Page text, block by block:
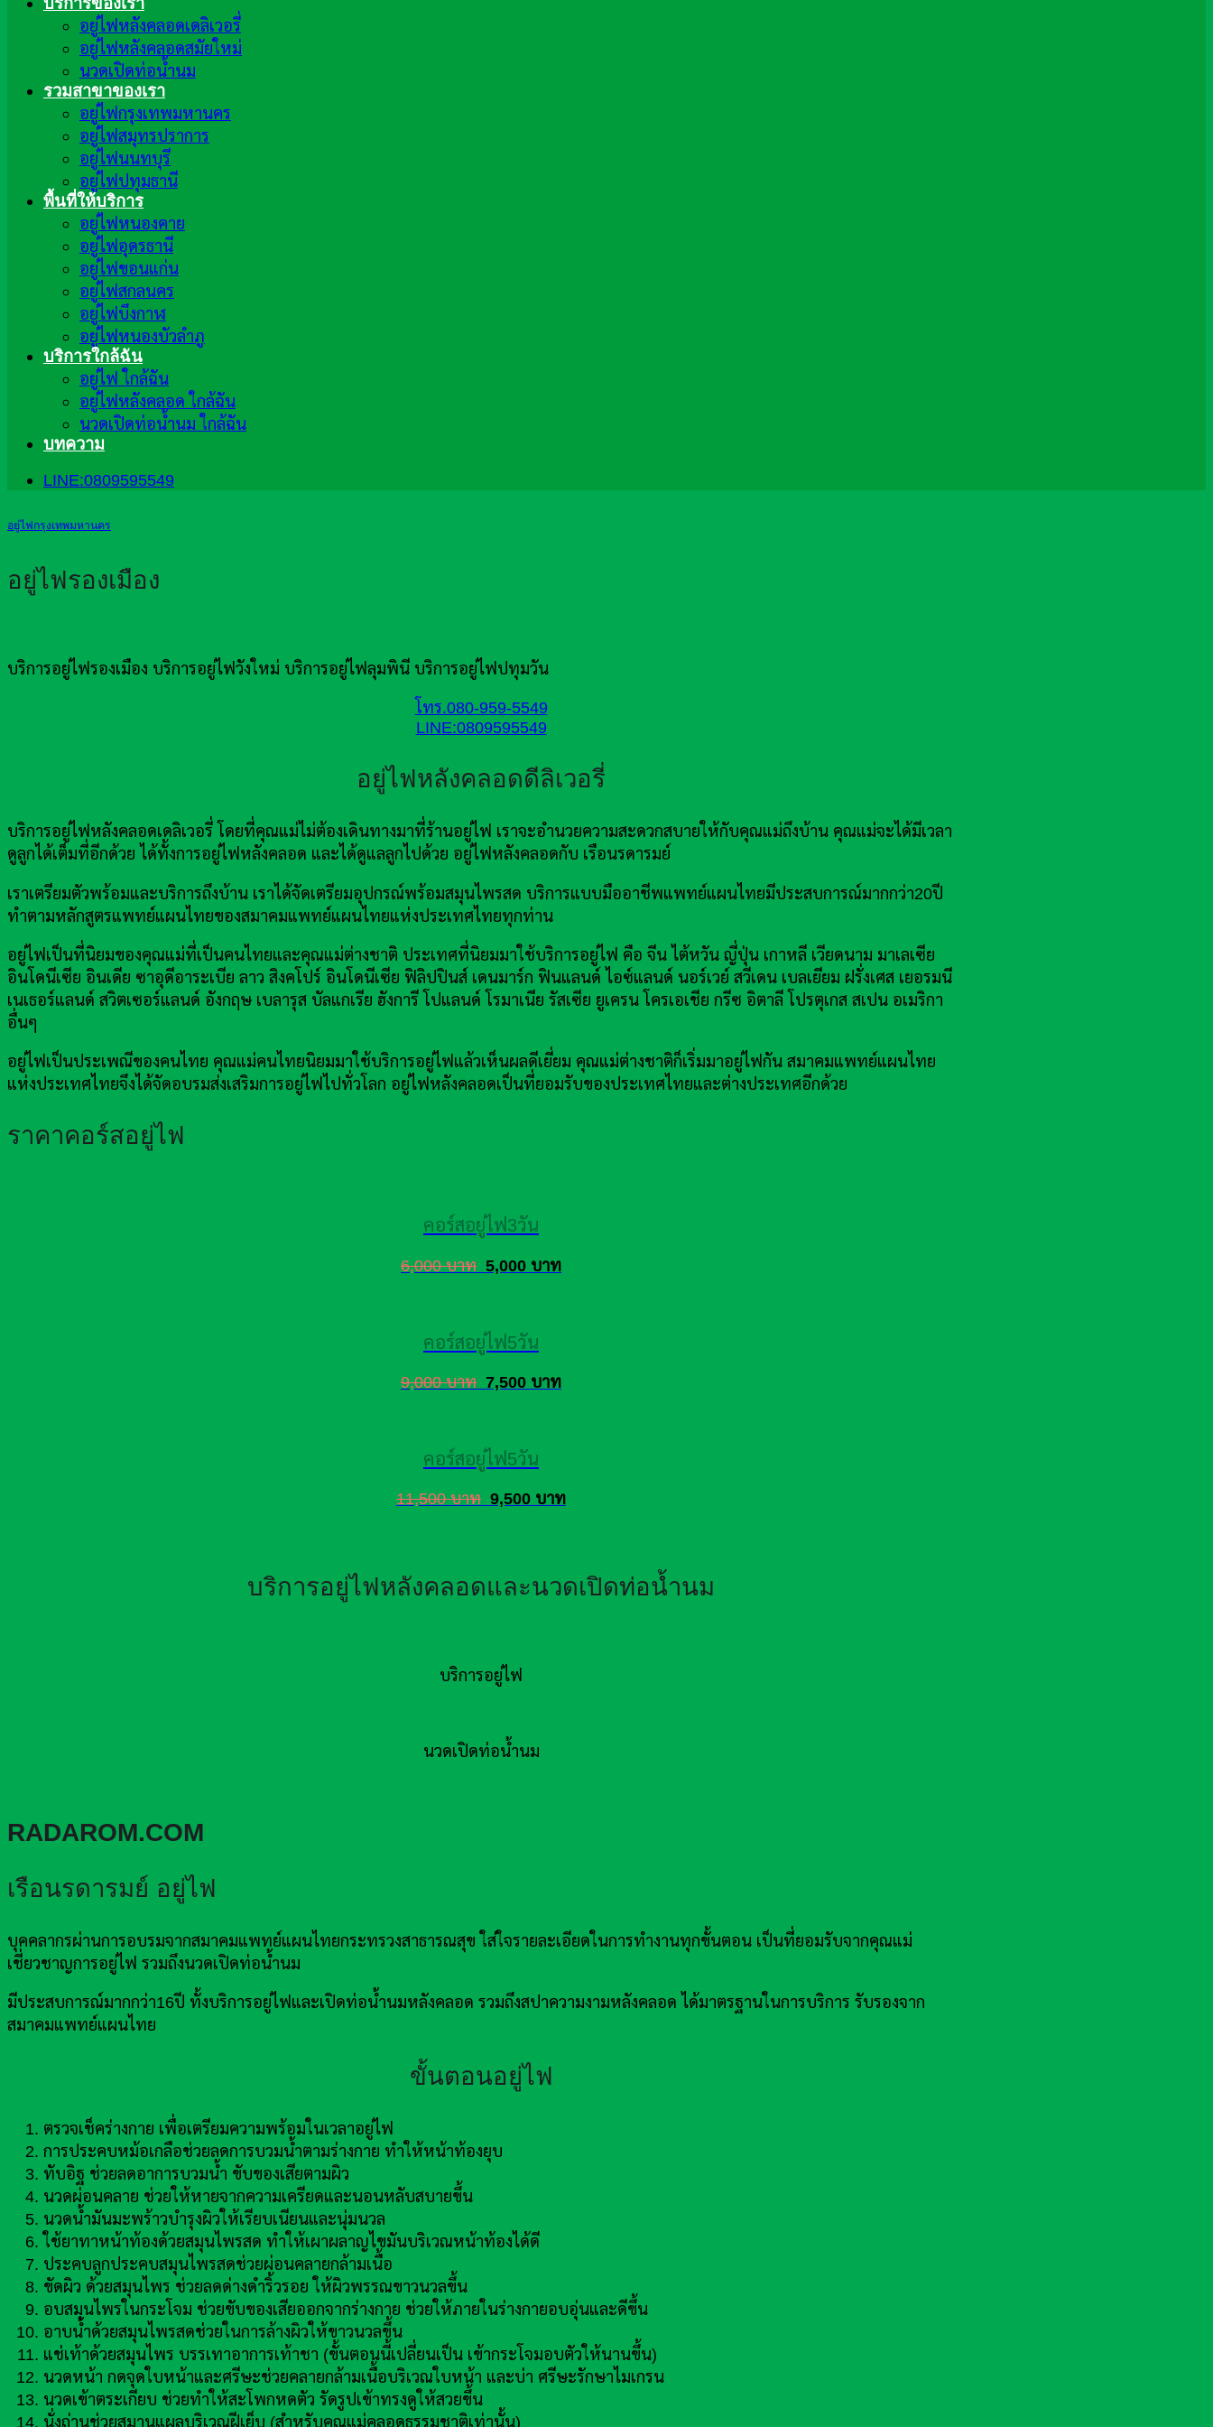
อยู่ไฟหลังคลอดเดลิเวอรี่
อยู่ไฟหลังคลอดสมัยใหม่
นวดเปิดท่อน้ำนม
รวมสาขาของเรา
อยู่ไฟกรุงเทพมหานคร
อยู่ไฟสมุทรปราการ
อยู่ไฟนนทบุรี
อยู่ไฟปทุมธานี
พื้นที่ให้บริการ
อยู่ไฟหนองคาย
อยู่ไฟอุดรธานี
อยู่ไฟขอนแก่น
อยู่ไฟสกลนคร
อยู่ไฟบึงกาฬ
อยู่ไฟหนองบัวลำภู
บริการใกล้ฉัน
อยู่ไฟ ใกล้ฉัน
อยู่ไฟหลังคลอด ใกล้ฉัน
นวดเปิดท่อน้ำนม ใกล้ฉัน
บทความ
LINE:0809595549
อยู่ไฟกรุงเทพมหานคร
อยู่ไฟรองเมือง
บริการอยู่ไฟรองเมือง บริการอยู่ไฟวังใหม่ บริการอยู่ไฟลุมพินี บริการอยู่ไฟปทุมวัน
โทร.080-959-5549
LINE:0809595549
อยู่ไฟหลังคลอดดีลิเวอรี่
บริการอยู่ไฟหลังคลอดเดลิเวอรี่ โดยที่คุณแม่ไม่ต้องเดินทางมาที่ร้านอยู่ไฟ เราจะอำนวยความสะดวกสบายให้กับคุณแม่ถึงบ้าน คุณแม่จะได้มีเวลา
ดูลูกได้เต็มที่อีกด้วย ได้ทั้งการอยู่ไฟหลังคลอด และได้ดูแลลูกไปด้วย อยู่ไฟหลังคลอดกับ เรือนรดารมย์
เราเตรียมตัวพร้อมและบริการถึงบ้าน เราได้จัดเตรียมอุปกรณ์พร้อมสมุนไพรสด บริการแบบมืออาชีพแพทย์แผนไทยมีประสบการณ์มากกว่า20ปี
ทำตามหลักสูตรแพทย์แผนไทยของสมาคมแพทย์แผนไทยแห่งประเทศไทยทุกท่าน
อยู่ไฟเป็นที่นิยมของคุณแม่ที่เป็นคนไทยและคุณแม่ต่างชาติ ประเทศที่นิยมมาใช้บริการอยู่ไฟ คือ จีน ไต้หวัน ญี่ปุ่น เกาหลี เวียดนาม มาเลเซีย
อินโดนีเซีย อินเดีย ซาอุดีอาระเบีย ลาว สิงคโปร์ อินโดนีเซีย ฟิลิปปินส์ เดนมาร์ก ฟินแลนด์ ไอซ์แลนด์ นอร์เวย์ สวีเดน เบลเยียม ฝรั่งเศส เยอรมนี
เนเธอร์แลนด์ สวิตเซอร์แลนด์ อังกฤษ เบลารุส บัลแกเรีย ฮังการี โปแลนด์ โรมาเนีย รัสเซีย ยูเครน โครเอเชีย กรีซ อิตาลี โปรตุเกส สเปน อเมริกา
อื่นๆ
อยู่ไฟเป็นประเพณีของคนไทย คุณแม่คนไทยนิยมมาใช้บริการอยู่ไฟแล้วเห็นผลดีเยี่ยม คุณแม่ต่างชาติก็เริ่มมาอยู่ไฟกัน สมาคมแพทย์แผนไทย
แห่งประเทศไทยจึงได้จัดอบรมส่งเสริมการอยู่ไฟไปทั่วโลก อยู่ไฟหลังคลอดเป็นที่ยอมรับของประเทศไทยและต่างประเทศอีกด้วย
ราคาคอร์สอยู่ไฟ
คอร์สอยู่ไฟ3วัน
6,000 บาท 5,000 บาท
คอร์สอยู่ไฟ5วัน
9,000 บาท 7,500 บาท
คอร์สอยู่ไฟ5วัน
11,500 บาท 9,500 บาท
บริการอยู่ไฟหลังคลอดและนวดเปิดท่อน้ำนม
บริการอยู่ไฟ
นวดเปิดท่อน้ำนม
RADAROM.COM
เรือนรดารมย์ อยู่ไฟ
บุคคลากรผ่านการอบรมจากสมาคมแพทย์แผนไทยกระทรวงสาธารณสุข ใส่ใจรายละเอียดในการทำงานทุกขั้นตอน เป็นที่ยอมรับจากคุณแม่
เชี่ยวชาญการอยู่ไฟ รวมถึงนวดเปิดท่อน้ำนม
มีประสบการณ์มากกว่า16ปี ทั้งบริการอยู่ไฟและเปิดท่อน้ำนมหลังคลอด รวมถึงสปาความงามหลังคลอด ได้มาตรฐานในการบริการ รับรองจาก
สมาคมแพทย์แผนไทย
ขั้นตอนอยู่ไฟ
ตรวจเช็คร่างกาย เพื่อเตรียมความพร้อมในเวลาอยู่ไฟ
การประคบหม้อเกลือช่วยลดการบวมน้ำตามร่างกาย ทำให้หน้าท้องยุบ
ทับอิฐ ช่วยลดอาการบวมน้ำ ขับของเสียตามผิว
นวดผ่อนคลาย ช่วยให้หายจากความเครียดและนอนหลับสบายขึ้น
นวดน้ำมันมะพร้าวบำรุงผิวให้เรียบเนียนและนุ่มนวล
ใช้ยาทาหน้าท้องด้วยสมุนไพรสด ทำให้เผาผลาญไขมันบริเวณหน้าท้องได้ดี
ประคบลูกประคบสมุนไพรสดช่วยผ่อนคลายกล้ามเนื้อ
ขัดผิว ด้วยสมุนไพร ช่วยลดด่างดำริ้วรอย ให้ผิวพรรณขาวนวลขึ้น
อบสมุนไพรในกระโจม ช่วยขับของเสียออกจากร่างกาย ช่วยให้ภายในร่างกายอบอุ่นและดีขึ้น
อาบน้ำด้วยสมุนไพรสดช่วยในการล้างผิวให้ขาวนวลขึ้น
แช่เท้าด้วยสมุนไพร บรรเทาอาการเท้าชา (ขั้นตอนนี้เปลี่ยนเป็น เข้ากระโจมอบตัวให้นานขึ้น)
นวดหน้า กดจุดใบหน้าและศรีษะช่วยคลายกล้ามเนื้อบริเวณใบหน้า และบ่า ศรีษะรักษาไมเกรน
นวดเข้าตระเกียบ ช่วยทำให้สะโพกหดตัว รัดรูปเข้าทรงดูให้สวยขึ้น
นั่งถ่านช่วยสมานแผลบริเวณฝีเย็บ (สำหรับคุณแม่คลอดธรรมชาติเท่านั้น)